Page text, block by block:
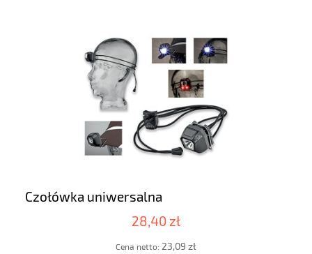
Czołówka uniwersalna
28,40 zł
Cena netto: 23,09 zł